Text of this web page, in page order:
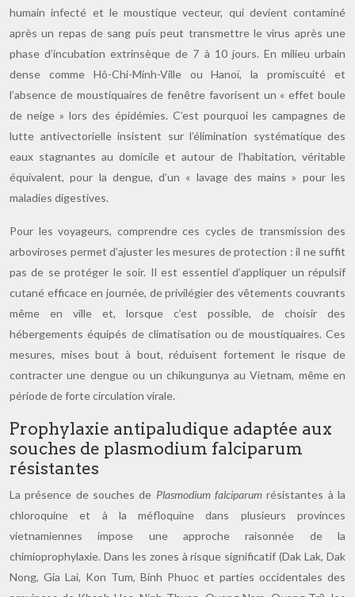
humain infecté et le moustique vecteur, qui devient contaminé
après un repas de sang puis peut transmettre le virus après une
phase d’incubation extrinsèque de 7 à 10 jours. En milieu urbain
dense comme Hô-Chi-Minh-Ville ou Hanoï, la promiscuité et
l’absence de moustiquaires de fenêtre favorisent un « effet boule
de neige » lors des épidémies. C’est pourquoi les campagnes de
lutte antivectorielle insistent sur l’élimination systématique des
eaux stagnantes au domicile et autour de l’habitation, véritable
équivalent, pour la dengue, d’un « lavage des mains » pour les
maladies digestives.
Pour les voyageurs, comprendre ces cycles de transmission des
arboviroses permet d’ajuster les mesures de protection : il ne suffit
pas de se protéger le soir. Il est essentiel d’appliquer un répulsif
cutané efficace en journée, de privilégier des vêtements couvrants
même en ville et, lorsque c’est possible, de choisir des
hébergements équipés de climatisation ou de moustiquaires. Ces
mesures, mises bout à bout, réduisent fortement le risque de
contracter une dengue ou un chikungunya au Vietnam, même en
période de forte circulation virale.
Prophylaxie antipaludique adaptée aux
souches de plasmodium falciparum
résistantes
La présence de souches de Plasmodium falciparum résistantes à la
chloroquine et à la méfloquine dans plusieurs provinces
vietnamiennes impose une approche raisonnée de la
chimioprophylaxie. Dans les zones à risque significatif (Dak Lak, Dak
Nong, Gia Lai, Kon Tum, Binh Phuoc et parties occidentales des